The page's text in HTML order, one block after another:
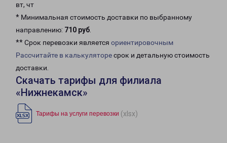
вт, чт
* Минимальная стоимость доставки по выбранному
направлению: 710 руб.
** Срок перевозки является ориентировочным
Рассчитайте в калькуляторесрок и детальную стоимость
доставки.
Скачать тарифы для филиала
«Нижнекамск»
Тарифы на услуги перевозки (xlsx)